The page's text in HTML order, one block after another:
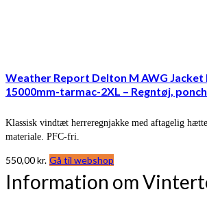
Weather Report Delton M AWG
15000mm-tarmac-2XL – Regntøj,
Klassisk vindtæt herreregnjakke med aftagelig
materiale. PFC-fri.
550,00kr. Gå til webshop
Information om